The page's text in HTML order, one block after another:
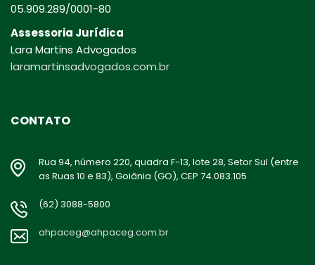
05.909.289/0001-80
Assessoria Jurídica
Lara Martins Advogados
laramartinsadvogados.com.br
CONTATO
Rua 94, número 220, quadra F-13, lote 28, Setor Sul (entre
as Ruas 10 e 83), Goiânia (GO), CEP 74.083.105
(62) 3088-5800
ahpaceg@ahpaceg.com.br